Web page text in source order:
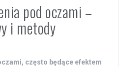
pod oczami –
i metody
często będące efektem